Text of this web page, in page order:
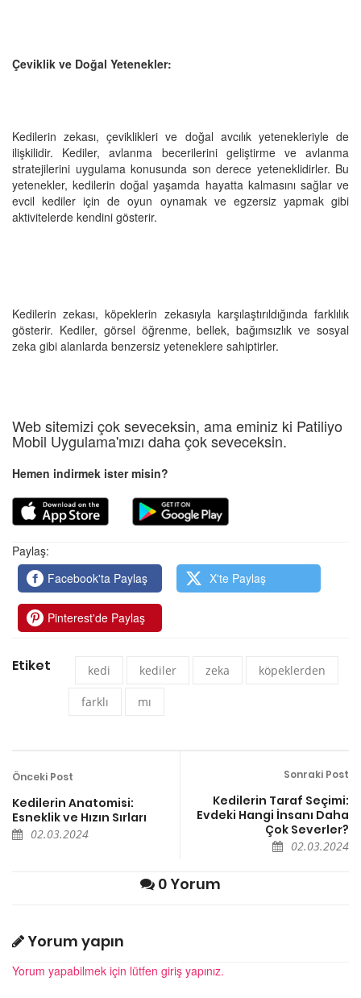
Çeviklik ve Doğal Yetenekler:
Kedilerin zekası, çeviklikleri ve doğal avcılık yetenekleriyle de
ilişkilidir. Kediler, avlanma becerilerini geliştirme ve avlanma
stratejilerini uygulama konusunda son derece yeteneklidirler. Bu
yetenekler, kedilerin doğal yaşamda hayatta kalmasını sağlar ve
evcil kediler için de oyun oynamak ve egzersiz yapmak gibi
aktivitelerde kendini gösterir.
Kedilerin zekası, köpeklerin zekasıyla karşılaştırıldığında farklılık
gösterir. Kediler, görsel öğrenme, bellek, bağımsızlık ve sosyal
zeka gibi alanlarda benzersiz yeteneklere sahiptirler.
Web sitemizi çok seveceksin, ama eminiz ki Patiliyo
Mobil Uygulama'mızı daha çok seveceksin.
Hemen indirmek ister misin?
Paylaş:
Facebook'ta Paylaş
X'te Paylaş
Pinterest'de Paylaş
Etiket kedi kediler zeka köpeklerden
farklı mı
Önceki Post
Kedilerin Anatomisi:
Esneklik ve Hızın Sırları
02.03.2024
Sonraki Post
Kedilerin Taraf Seçimi:
Evdeki Hangi İnsanı Daha
Çok Severler?
02.03.2024
0 Yorum
Yorum yapın
Yorum yapabilmek için lütfen giriş yapınız.